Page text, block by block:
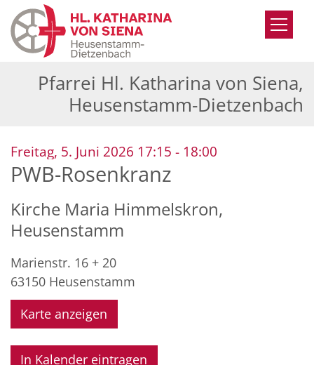
Zum Inhalt springen
Pfarrei Hl. Katharina von Siena,
Heusenstamm-Dietzenbach
Freitag, 5. Juni 2026 17:15 - 18:00
PWB-Rosenkranz
Kirche Maria Himmelskron,
Heusenstamm
Marienstr. 16 + 20
63150 Heusenstamm
Karte anzeigen
In Kalender eintragen